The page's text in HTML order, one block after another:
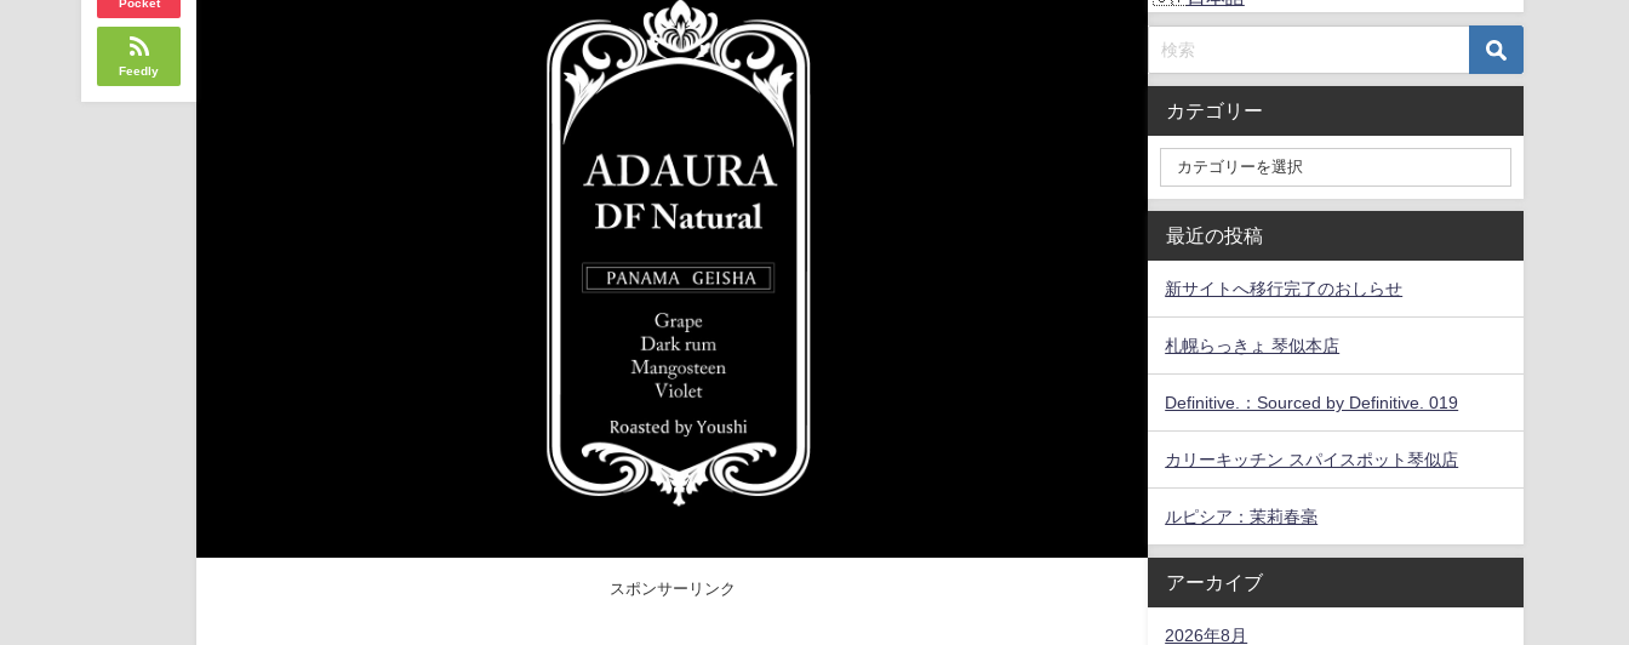
Pocket
Feedly
スポンサーリンク
カテゴリー
最近の投稿
新サイトへ移行完了のおしらせ
札幌らっきょ 琴似本店
Definitive.：Sourced by Definitive. 019
カリーキッチン スパイスポット琴似店
ルピシア：茉莉春毫
アーカイブ
2026年8月